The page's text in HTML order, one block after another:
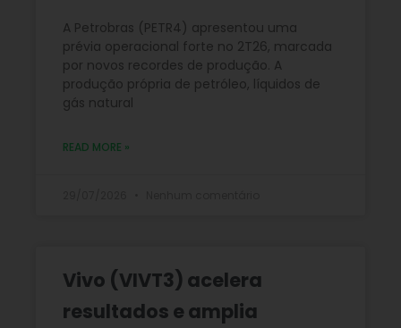
A Petrobras (PETR4) apresentou uma
prévia operacional forte no 2T26, marcada
por novos recordes de produção. A
produção própria de petróleo, líquidos de
gás natural
READ MORE »
Vivo (VIVT3) acelera
resultados e amplia